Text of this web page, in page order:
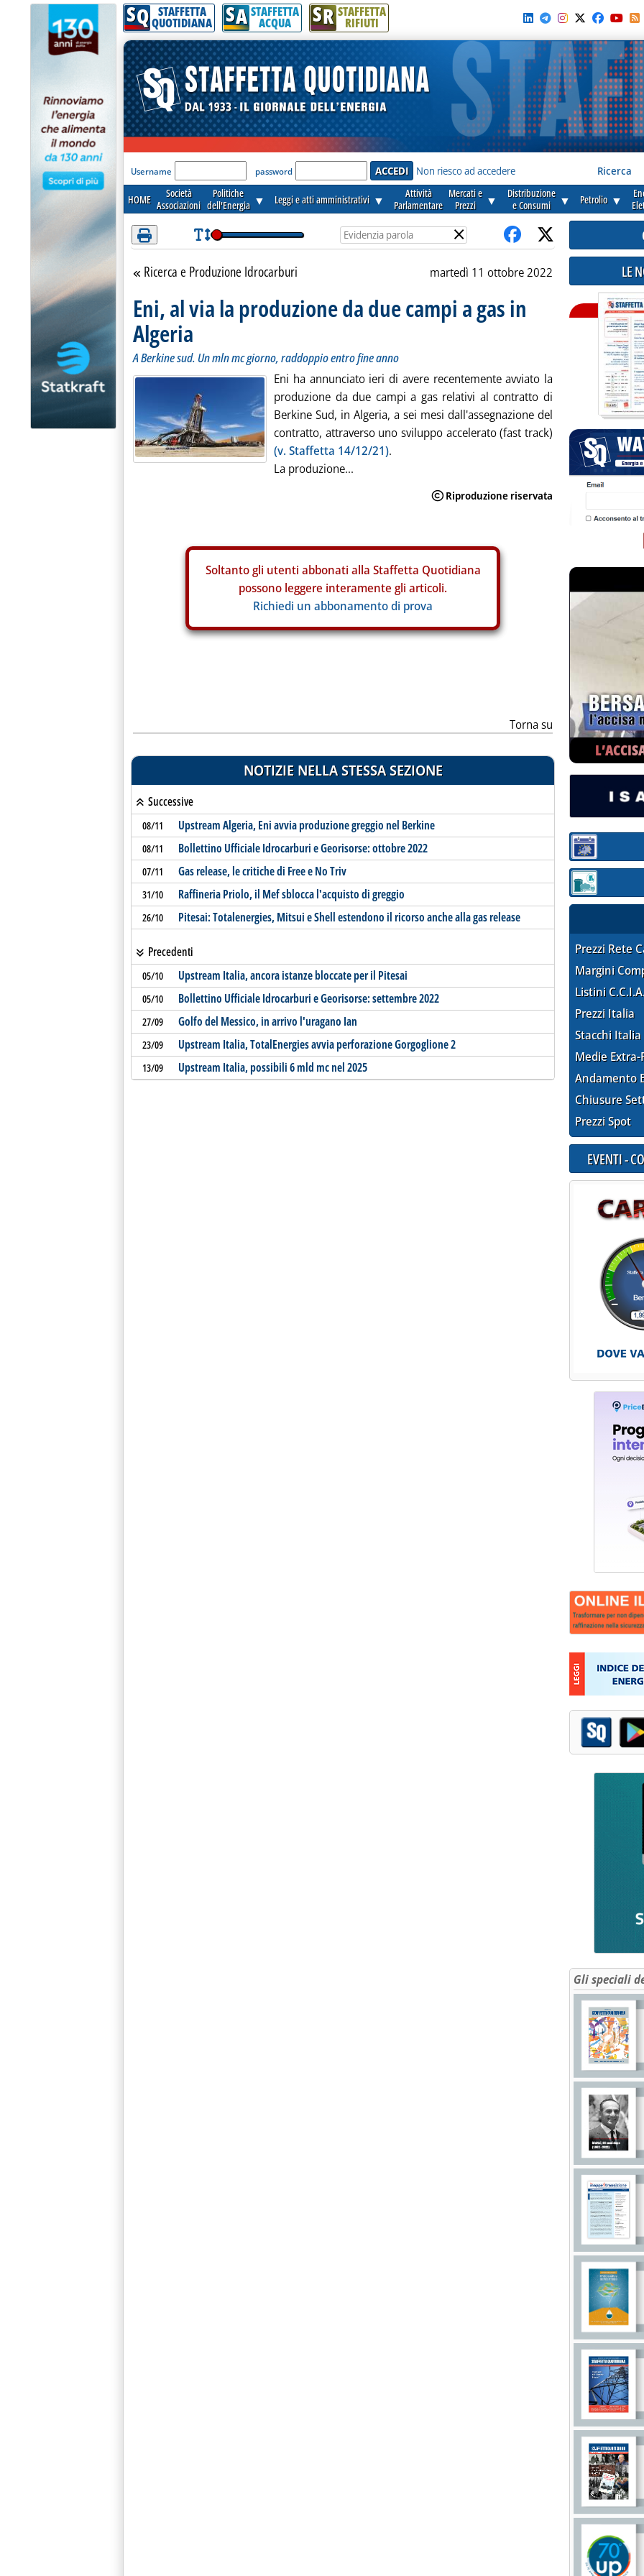
Attenzione! Esegui l'accesso per lèggere interamente la notizia.
SQ STAFFETTA
QUOTIDIANA SA STAFFETTA
ACQUA SR STAFFETTA
RIFIUTI
'Modulo Login per accedere'
Username password Non riesco ad accedere Ricerca
HOME
Società
Associazioni
Politiche
dell'Energia ▼ Leggi e atti amministrativi ▼
Attività
Parlamentare
Mercati e
Prezzi
▼
Distribuzione
e Consumi
▼ Petrolio ▼
×
Torna alla sezione
Ricerca e Produzione Idrocarburi martedì 11 ottobre 2022
Eni, al via la produzione da due campi a gas in
Algeria
A Berkine sud. Un mln mc giorno, raddoppio entro fine anno
Eni ha annunciato ieri di avere recentemente avviato la
produzione da due campi a gas relativi al contratto di
Berkine Sud, in Algeria, a sei mesi dall'assegnazione del
contratto, attraverso uno sviluppo accelerato (fast track)
(v. Staffetta 14/12/21).
La produzione...
Soltanto gli utenti abbonati alla Staffetta Quotidiana
possono leggere interamente gli articoli.
Richiedi un abbonamento di prova
Torna su
NOTIZIE NELLA STESSA SEZIONE
Successive
08/11 Upstream Algeria, Eni avvia produzione greggio nel Berkine
08/11 Bollettino Ufficiale Idrocarburi e Georisorse: ottobre 2022
07/11 Gas release, le critiche di Free e No Triv
31/10 Raffineria Priolo, il Mef sblocca l'acquisto di greggio
26/10 Pitesai: Totalenergies, Mitsui e Shell estendono il ricorso anche alla gas release
Precedenti
05/10 Upstream Italia, ancora istanze bloccate per il Pitesai
05/10 Bollettino Ufficiale Idrocarburi e Georisorse: settembre 2022
27/09 Golfo del Messico, in arrivo l'uragano Ian
23/09 Upstream Italia, TotalEnergies avvia perforazione Gorgoglione 2
13/09 Upstream Italia, possibili 6 mld mc nel 2025
LE
Sezione:
Sezione:
Prezzi Rete
Margini
Listini
Prezzi Italia
Stacchi Italia
Medie Extra-
Andamento
Chiusure
Prezzi Spot
EVENTI -
Gli speciali